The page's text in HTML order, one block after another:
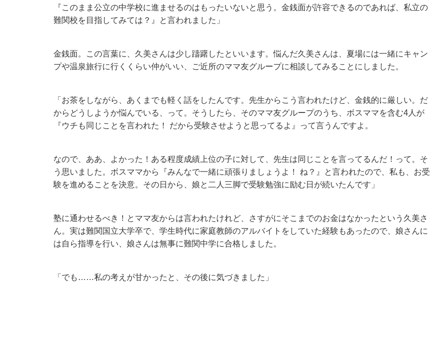
『このまま公立の中学校に進ませるのはもったいないと思う。金銭面が許容できるのであれば、私立の
難関校を目指してみては？』と言われました」
金銭面。この言葉に、久美さんは少し躊躇したといいます。悩んだ久美さんは、夏場には一緒にキャン
プや温泉旅行に行くくらい仲がいい、ご近所のママ友グループに相談してみることにしました。
「お茶をしながら、あくまでも軽く話をしたんです。先生からこう言われたけど、金銭的に厳しい。だ
からどうしようか悩んでいる、って。そうしたら、そのママ友グループのうち、ボスママを含む4人が
『ウチも同じことを言われた！ だから受験させようと思ってるよ』って言うんですよ。
なので、ああ、よかった！ある程度成績上位の子に対して、先生は同じことを言ってるんだ！って。そ
う思いました。ボスママから『みんなで一緒に頑張りましょうよ！ ね？』と言われたので、私も、お受
験を進めることを決意。その日から、娘と二人三脚で受験勉強に励む日が続いたんです」
塾に通わせるべき！とママ友からは言われたけれど、さすがにそこまでのお金はなかったという久美さ
ん。実は難関国立大学卒で、学生時代に家庭教師のアルバイトをしていた経験もあったので、娘さんに
は自ら指導を行い、娘さんは無事に難関中学に合格しました。
「でも……私の考えが甘かったと、その後に気づきました」